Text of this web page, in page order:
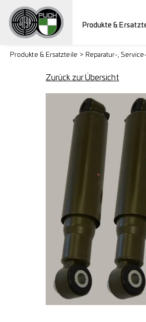
Produkte &
Produkte & Ersatzteile Reparatur-,
Zurück zur Übersicht